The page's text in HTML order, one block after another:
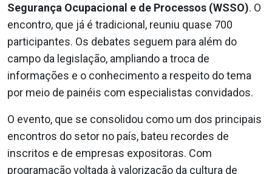
Segurança Ocupacional e de Processos (WSSO). O
encontro, que já é tradicional, reuniu quase 700
participantes. Os debates seguem para além do
campo da legislação, ampliando a troca de
informações e o conhecimento a respeito do tema
por meio de painéis com especialistas convidados.
O evento, que se consolidou como um dos principais
encontros do setor no país, bateu recordes de
inscritos e de empresas expositoras. Com
programação voltada à valorização da cultura de